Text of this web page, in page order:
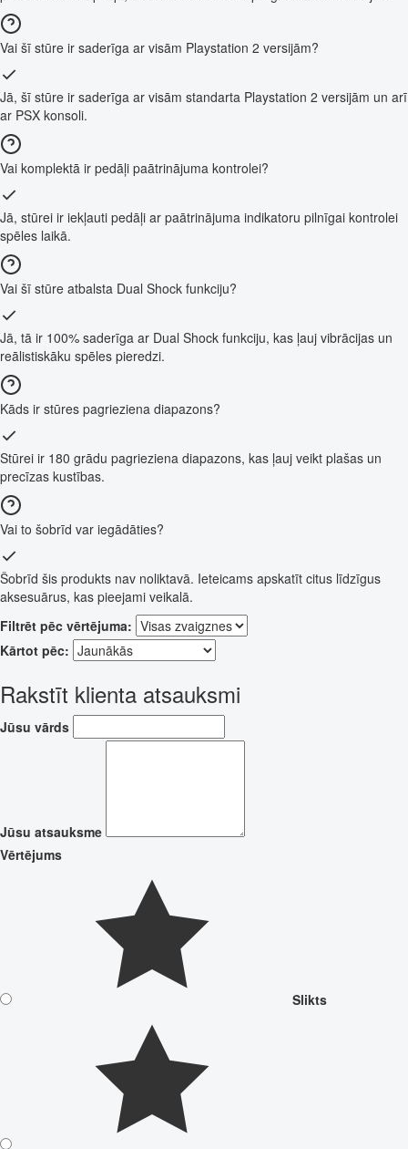
Vai šī stūre ir saderīga ar visām Playstation 2 versijām?
Jā, šī stūre ir saderīga ar visām standarta Playstation 2 versijām un arī
ar PSX konsoli.
Vai komplektā ir pedāļi paātrinājuma kontrolei?
Jā, stūrei ir iekļauti pedāļi ar paātrinājuma indikatoru pilnīgai kontrolei
spēles laikā.
Vai šī stūre atbalsta Dual Shock funkciju?
Jā, tā ir 100% saderīga ar Dual Shock funkciju, kas ļauj vibrācijas un
reālistiskāku spēles pieredzi.
Kāds ir stūres pagrieziena diapazons?
Stūrei ir 180 grādu pagrieziena diapazons, kas ļauj veikt plašas un
precīzas kustības.
Vai to šobrīd var iegādāties?
Šobrīd šis produkts nav noliktavā. Ieteicams apskatīt citus līdzīgus
aksesuārus, kas pieejami veikalā.
Filtrēt pēc vērtējuma:
Kārtot pēc:
Rakstīt klienta atsauksmi
Jūsu vārds
Jūsu atsauksme
Vērtējums
Slikts